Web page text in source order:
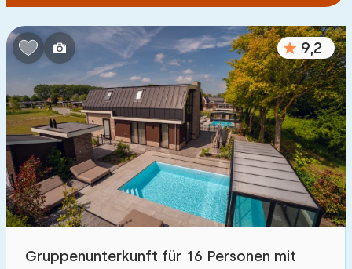
9,2
Gruppenunterkunft für 16 Personen mit